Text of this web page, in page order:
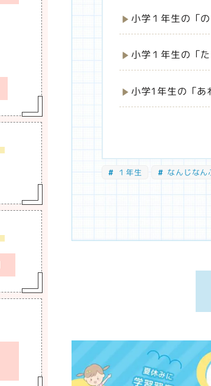
小学１年生の「
小学１年生の「
小学1年生の「あ
１年生 なんじなん